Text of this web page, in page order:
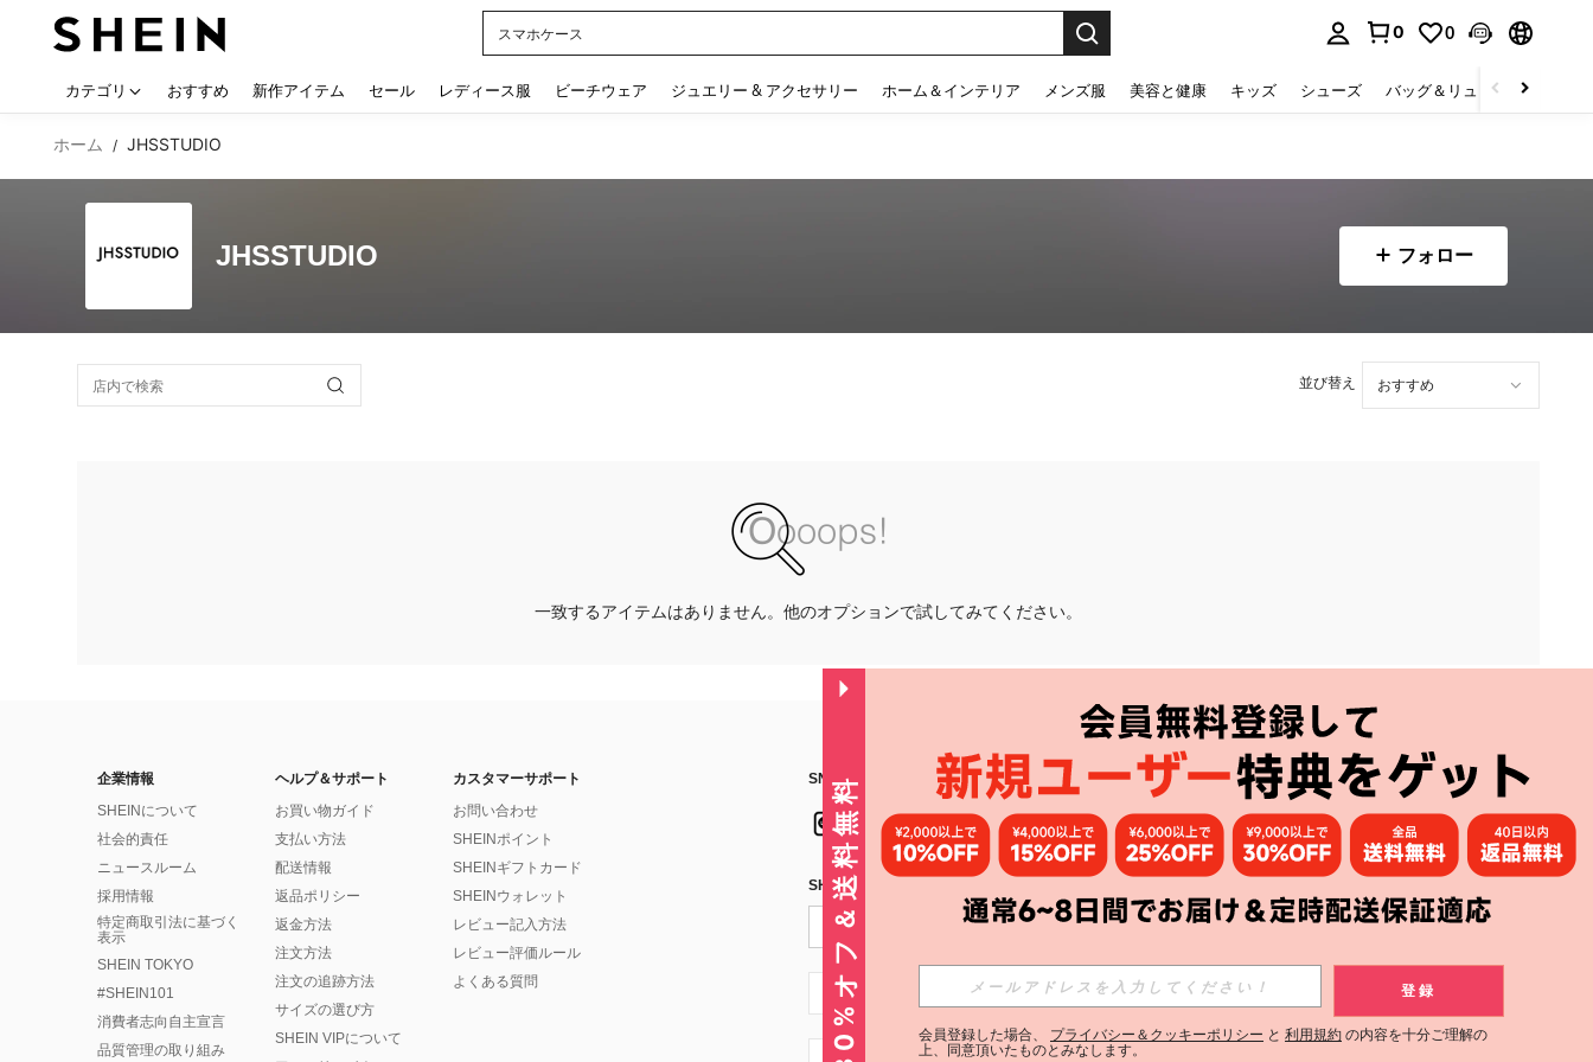
スマホケース
0 0
カテゴリ おすすめ 新作アイテム セール レディース服 ビーチウェア ジュエリー & アクセサリー ホーム＆インテリア メンズ服 美容と健康 キッズ シューズ バッグ＆リュック
ホーム / JHSSTUDIO
JHSSTUDIO フォロー
並び替え
一致するアイテムはありません。他のオプションで試してみてください。
企業情報
SHEINについて
社会的責任
ニュースルーム
採用情報
特定商取引法に基づく
表示
SHEIN TOKYO
#SHEIN101
消費者志向自主宣言
品質管理の取り組み
ヘルプ＆サポート
お買い物ガイド
支払い方法
配送情報
返品ポリシー
返金方法
注文方法
注文の追跡方法
サイズの選び方
SHEIN VIPについて
カスタマーサポート
お問い合わせ
SHEINポイント
SHEINギフトカード
SHEINウォレット
レビュー記入方法
レビュー評価ルール
よくある質問
SNSフォローはこちら： アプリ
SHEIN STYLE NEWSを購読する
購読
JP + 81 登録する
30%オフ＆送料無料 登録
会員登録した場合、 プライバシー＆クッキーポリシー と 利用規約 の内容を十分ご理解の
上、同意頂いたものとみなします。